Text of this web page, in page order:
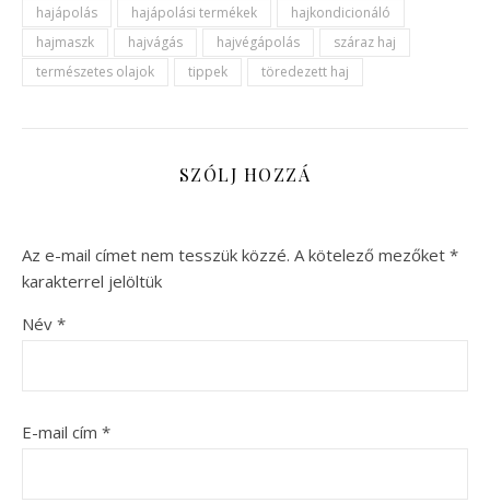
hajápolás hajápolási termékek
hajkondicionáló
hajmaszk
hajvágás hajvégápolás
száraz haj
természetes olajok
tippek töredezett haj
SZÓLJ HOZZÁ
Az e-mail címet nem tesszük közzé. A kötelező mezőket *
karakterrel jelöltük
Név *
E-mail cím *